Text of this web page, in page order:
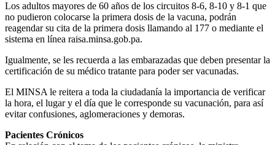
Los adultos mayores de 60 años de los circuitos 8-6, 8-10 y 8-1 que
no pudieron colocarse la primera dosis de la vacuna, podrán
reagendar su cita de la primera dosis llamando al 177 o mediante el
sistema en línea raisa.minsa.gob.pa.
Igualmente, se les recuerda a las embarazadas que deben presentar la
certificación de su médico tratante para poder ser vacunadas.
El MINSA le reitera a toda la ciudadanía la importancia de verificar
la hora, el lugar y el día que le corresponde su vacunación, para así
evitar confusiones, aglomeraciones y demoras.
Pacientes Crónicos